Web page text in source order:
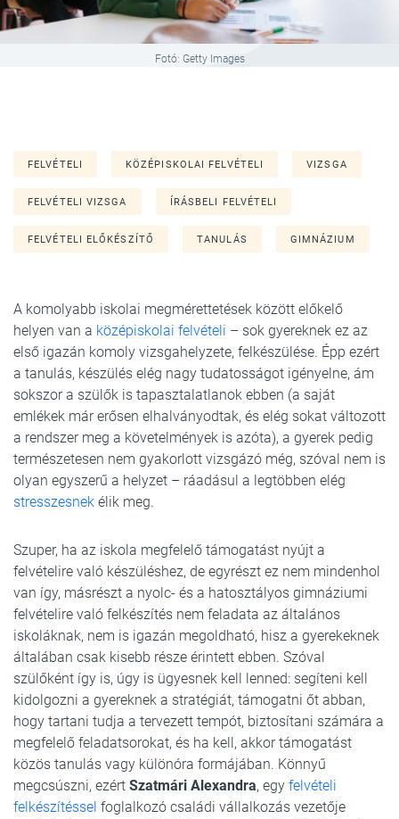
Fotó: Getty Images
FELVÉTELI KÖZÉPISKOLAI FELVÉTELI VIZSGA
FELVÉTELI VIZSGA ÍRÁSBELI FELVÉTELI
FELVÉTELI ELŐKÉSZÍTŐ TANULÁS GIMNÁZIUM
A komolyabb iskolai megmérettetések között előkelő
helyen van a középiskolai felvételi – sok gyereknek ez az
első igazán komoly vizsgahelyzete, felkészülése. Épp ezért
a tanulás, készülés elég nagy tudatosságot igényelne, ám
sokszor a szülők is tapasztalatlanok ebben (a saját
emlékek már erősen elhalványodtak, és elég sokat változott
a rendszer meg a követelmények is azóta), a gyerek pedig
természetesen nem gyakorlott vizsgázó még, szóval nem is
olyan egyszerű a helyzet – ráadásul a legtöbben elég
stresszesnek élik meg.
Szuper, ha az iskola megfelelő támogatást nyújt a
felvételire való készüléshez, de egyrészt ez nem mindenhol
van így, másrészt a nyolc- és a hatosztályos gimnáziumi
felvételire való felkészítés nem feladata az általános
iskoláknak, nem is igazán megoldható, hisz a gyerekeknek
általában csak kisebb része érintett ebben. Szóval
szülőként így is, úgy is ügyesnek kell lenned: segíteni kell
kidolgozni a gyereknek a stratégiát, támogatni őt abban,
hogy tartani tudja a tervezett tempót, biztosítani számára a
megfelelő feladatsorokat, és ha kell, akkor támogatást
közös tanulás vagy különóra formájában. Könnyű
megcsúszni, ezért Szatmári Alexandra, egy felvételi
felkészítéssel foglalkozó családi vállalkozás vezetője